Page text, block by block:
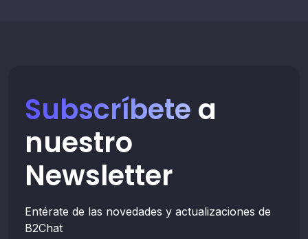
Subscríbete a
nuestro
Newsletter
Entérate de las novedades y actualizaciones de
B2Chat